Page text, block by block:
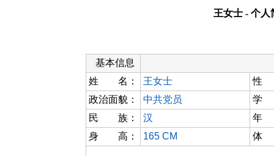
王女士 - 个人
基本信息
姓 名：
王女士
性
政治面貌：
中共党员
学
民 族：
汉
年
身 高：
165 CM 体